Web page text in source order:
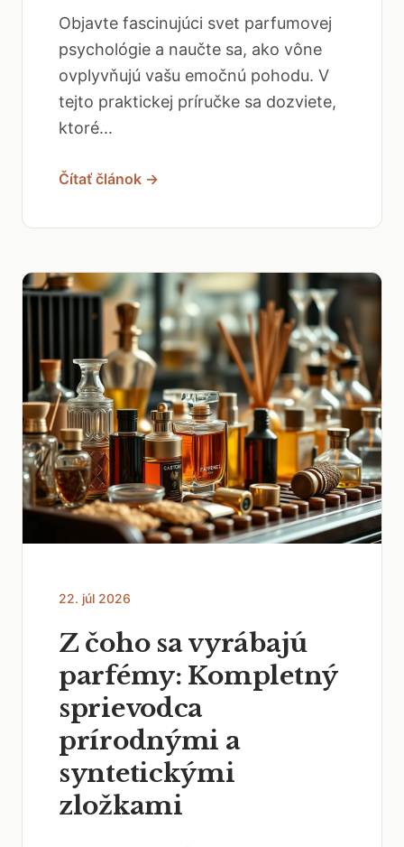
Objavte fascinujúci svet parfumovej
psychológie a naučte sa, ako vône
ovplyvňujú vašu emočnú pohodu. V
tejto praktickej príručke sa dozviete,
ktoré...
Čítať článok →
22. júl 2026
Z čoho sa vyrábajú
parfémy: Kompletný
sprievodca
prírodnými a
syntetickými
zložkami